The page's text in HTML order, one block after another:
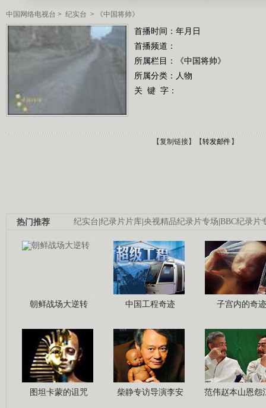
中国网络电视台 > 纪实台 > 《中国将帅》
首播时间：年月日
首播频道：
所属栏目：
《中国将帅》
所属分类：人物
关 键 字：
【复制链接】【转发邮件】
纪实台|纪录片片库|央视精品纪录片专场|BBC纪录片
热门推荐
朝鲜战场大逆转 中国工程奇迹 子宫内的奇迹
图坦卡蒙的诅咒 柴静专访导演李安 范伟赵本山恩怨